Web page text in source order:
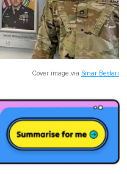
Cover image via Sinar Bestari